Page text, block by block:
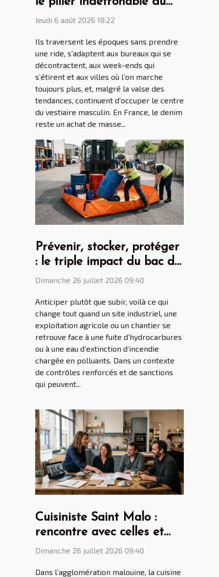
dressing masculin
Jeudi 6 août 2026 18:22
Ils traversent les époques sans prendre
une ride, s’adaptent aux bureaux qui se
décontractent, aux week-ends qui
s’étirent et aux villes où l’on marche
toujours plus, et, malgré la valse des
tendances, continuent d’occuper le centre
du vestiaire masculin. En France, le denim
reste un achat de masse...
Prévenir, stocker, protéger
: le triple impact du bac de
rétention souple
Dimanche 26 juillet 2026 09:40
Anticiper plutôt que subir, voilà ce qui
change tout quand un site industriel, une
exploitation agricole ou un chantier se
retrouve face à une fuite d’hydrocarbures
ou à une eau d’extinction d’incendie
chargée en polluants. Dans un contexte
de contrôles renforcés et de sanctions
qui peuvent...
Cuisiniste Saint Malo :
rencontre avec celles et
ceux qui transforment nos
Dimanche 26 juillet 2026 09:40
Dans l’agglomération malouine, la cuisine